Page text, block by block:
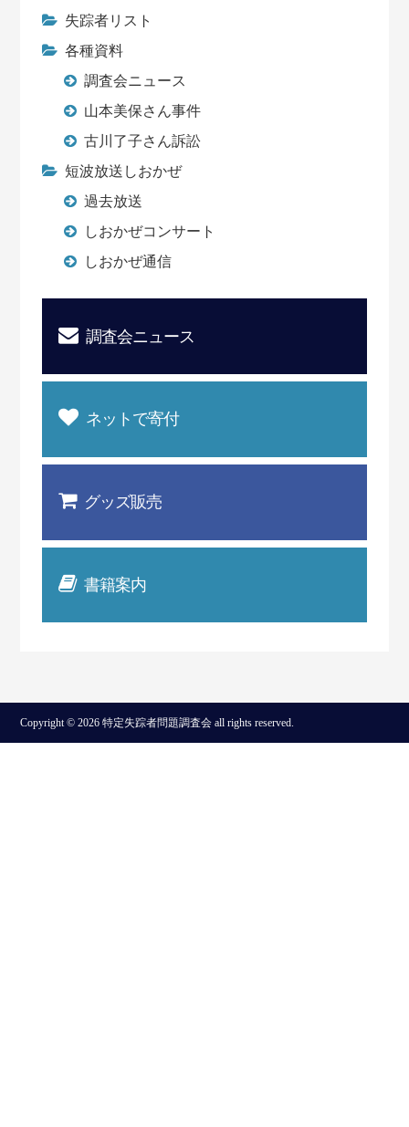
失踪者リスト
各種資料
調査会ニュース
山本美保さん事件
古川了子さん訴訟
短波放送しおかぜ
過去放送
しおかぜコンサート
しおかぜ通信
調査会ニュース
ネットで寄付
グッズ販売
書籍案内
Copyright © 2026 特定失踪者問題調査会 all rights reserved.